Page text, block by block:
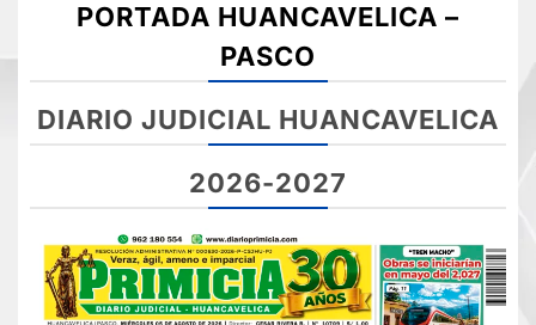
PORTADA HUANCAVELICA –
PASCO
DIARIO JUDICIAL HUANCAVELICA
2026-2027